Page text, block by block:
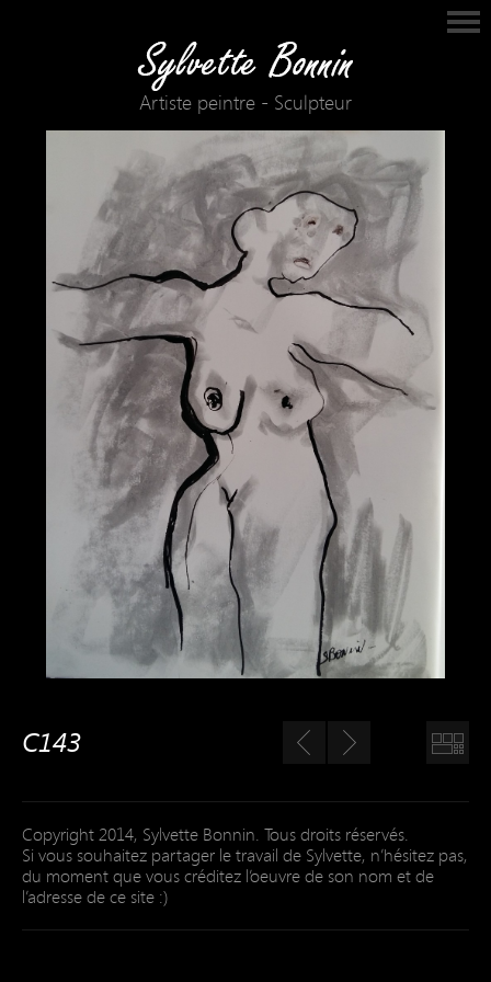
Artiste peintre - Sculpteur
C143
Copyright 2014, Sylvette Bonnin. Tous droits réservés.
Si vous souhaitez partager le travail de Sylvette, n’hésitez pas,
du moment que vous créditez l’oeuvre de son nom et de
l’adresse de ce site :)